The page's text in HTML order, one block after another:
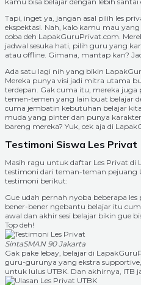
Tapi, inget ya, jangan asal pilih les
ekspektasi. Nah, kalo kamu mau
coba deh LapakGuruPrivat.com.
jadwal sesuka hati, pilih guru yang
atau offline. Gimana, mantap kan?
Ada satu lagi nih yang bikin
Mereka punya visi jadi mitra utama
terdepan. Gak cuma itu, mereka
temen-temen yang lain buat belajar
cuma jembatin kebutuhan belajar
muda yang pinter dan punya
bareng mereka? Yuk, cek aja di
Testimoni Siswa Les Privat
Masih ragu untuk daftar Les Privat
testimoni dari teman-teman pejuang
testimoni berikut:
Gue udah pernah nyoba beberapa
bener-bener ngebantu belajar itu
awal dan akhir sesi belajar bikin gue
Top deh!
SintaSMAN 90 Jakarta
Gak pake lebay, belajar di
guru-gurunya yang ekstra
untuk lulus UTBK. Dan akhirnya, ITB